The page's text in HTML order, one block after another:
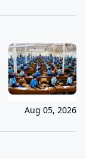
Aug 05, 2026